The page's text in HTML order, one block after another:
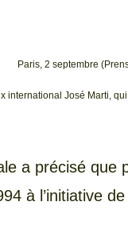
Paris, 2 septembre
international José Marti,
a précisé
à l’initiative